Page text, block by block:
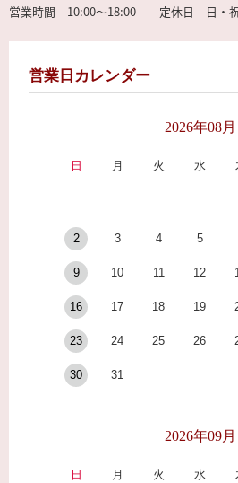
営業時間 10:00～18:00 定休日 日・
営業日カレンダー
2026年08月
日 月 火 水
2 3 4 5
9 10 11 12
16 17 18 19
23 24 25 26
30 31
2026年09月
日 月 火 水